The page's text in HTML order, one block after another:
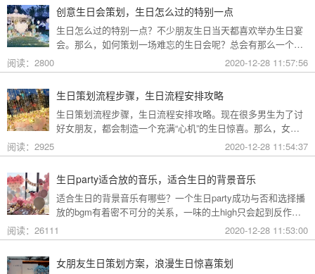
创意生日会策划，生日怎么过的特别一点
生日怎么过的特别一点？不少朋友生日当天都喜欢举办生日宴
会。那么，如何策划一场难忘的生日会呢？总会有那么一个人
记得你的生日，他会费尽心思为你制造生日惊喜和感动，下面
就来看看礼帮帮生日策划公司给带大家分享创意生日会策划方
阅读：2800 2020-12-28 11:57:56
生日策划流程步骤，生日流程安排攻略
生日策划流程步骤，生日流程安排攻略。现在很多男生为了讨
好女朋友，都会制造一个充满“心机”的生日惊喜。那么，女朋
友过生日，生日流程策划是怎样的呢？下面礼帮帮生日策划公
司就为大家分享浪漫的生日策划流程步骤哦！
阅读：2925 2020-12-28 11:54:37
生日party适合放的音乐，适合生日的背景音乐
适合生日的背景音乐有哪些？一个生日party成功与否和选择播
放的bgm有着密不可分的关系，一味的土high只会起到反作
用，恰当的生日派对音乐既能烘托气氛也不会喧宾夺主。下面
就来看看礼帮帮生日策划公司给大家分享的适合生日的背景音
阅读：26111 2020-12-28 11:53:00
女朋友生日策划方案，浪漫生日惊喜策划